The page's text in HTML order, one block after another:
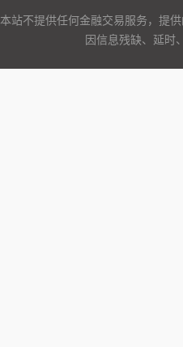
本站不提供任何金融交易服务，提
因信息残缺、延时